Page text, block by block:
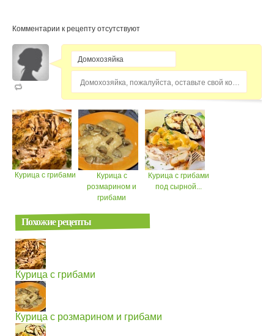
Комментарии к рецепту отсутствуют
Домохозяйка, пожалуйста, оставьте свой комментарий...
Курица с грибами
Курица с
розмарином и
грибами
Курица с грибами
под сырной...
Похожие рецепты
Курица с грибами
Курица с розмарином и грибами